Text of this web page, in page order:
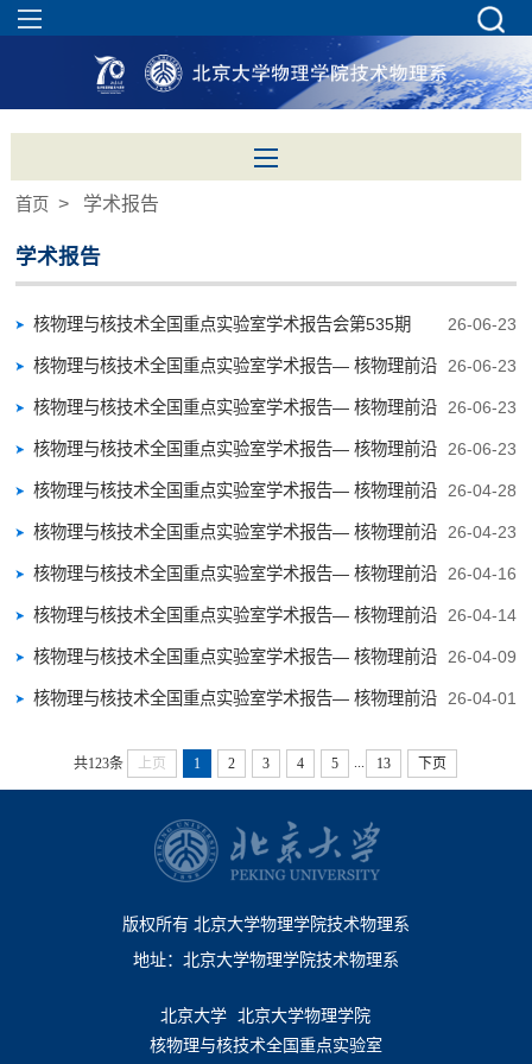
首页 > 学术报告
学术报告
26-06-23
核物理与核技术全国重点实验室学术报告会第535期
26-06-23
核物理与核技术全国重点实验室学术报告— 核物理前沿
与交叉专题（... 26-06-23
核物理与核技术全国重点实验室学术报告— 核物理前沿
与交叉专题（... 26-06-23
核物理与核技术全国重点实验室学术报告— 核物理前沿
与交叉专题（... 26-04-28
核物理与核技术全国重点实验室学术报告— 核物理前沿
与交叉专题（... 26-04-23
核物理与核技术全国重点实验室学术报告— 核物理前沿
与交叉专题（... 26-04-16
核物理与核技术全国重点实验室学术报告— 核物理前沿
与交叉专题（... 26-04-14
核物理与核技术全国重点实验室学术报告— 核物理前沿
与交叉专题（... 26-04-09
核物理与核技术全国重点实验室学术报告— 核物理前沿
与交叉专题（... 26-04-01
核物理与核技术全国重点实验室学术报告— 核物理前沿
共123条 上页 1 2 3 4 5 13 下页
版权所有 北京大学物理学院技术物理系
地址：北京大学物理学院技术物理系
北京大学 北京大学物理学院
核物理与核技术全国重点实验室